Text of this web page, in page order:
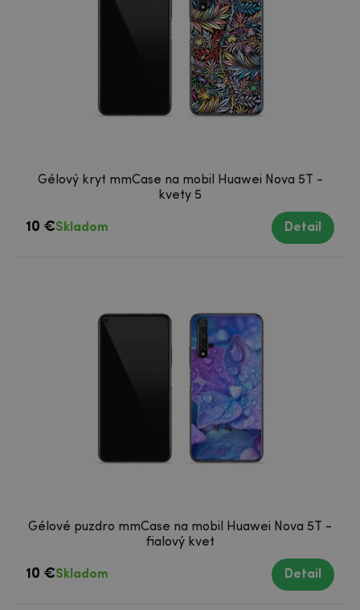
Gélový kryt mmCase na mobil Huawei Nova 5T -
kvety 5
10 €Skladom Detail
Gélové puzdro mmCase na mobil Huawei Nova 5T -
fialový kvet
10 €Skladom Detail